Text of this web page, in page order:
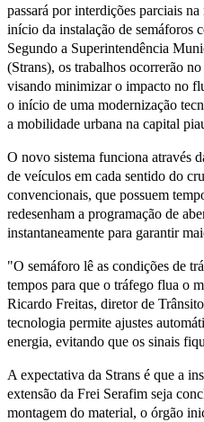
passará por interdições parciais
início da instalação de semáforos
Segundo a Superintendência
(Strans), os trabalhos ocorrerão
visando minimizar o impacto no
o início de uma modernização
a mobilidade urbana na capital
O novo sistema funciona através
de veículos em cada sentido do
convencionais, que possuem
redesenham a programação de
instantaneamente para garantir
"O semáforo lê as condições de
tempos para que o tráfego flua o
Ricardo Freitas, diretor de
tecnologia permite ajustes
energia, evitando que os sinais
A expectativa da Strans é que a
extensão da Frei Serafim seja
montagem do material, o órgão